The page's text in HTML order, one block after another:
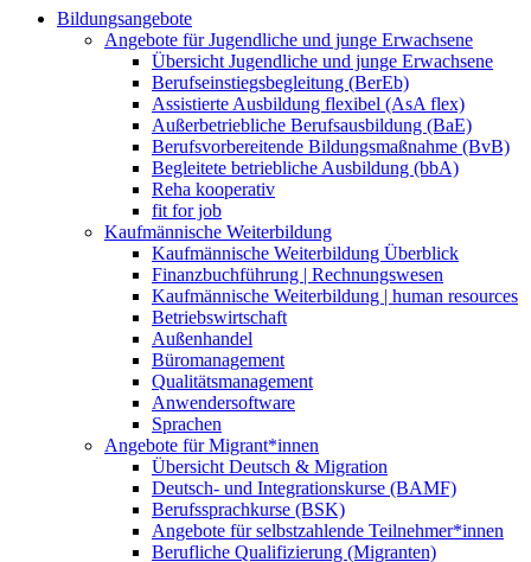
Bildungsangebote
Angebote für Jugendliche und junge Erwachsene
Übersicht Jugendliche und junge Erwachsene
Berufseinstiegsbegleitung (BerEb)
Assistierte Ausbildung flexibel (AsA flex)
Außerbetriebliche Berufsausbildung (BaE)
Berufsvorbereitende Bildungsmaßnahme (BvB)
Begleitete betriebliche Ausbildung (bbA)
Reha kooperativ
fit for job
Kaufmännische Weiterbildung
Kaufmännische Weiterbildung Überblick
Finanzbuchführung | Rechnungswesen
Kaufmännische Weiterbildung | human resources
Betriebswirtschaft
Außenhandel
Büromanagement
Qualitätsmanagement
Anwendersoftware
Sprachen
Angebote für Migrant*innen
Übersicht Deutsch & Migration
Deutsch- und Integrationskurse (BAMF)
Berufssprachkurse (BSK)
Angebote für selbstzahlende Teilnehmer*innen
Berufliche Qualifizierung (Migranten)